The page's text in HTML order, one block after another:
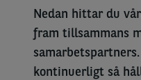
Nedan hittar du
fram tillsammans
kontinuerligt så